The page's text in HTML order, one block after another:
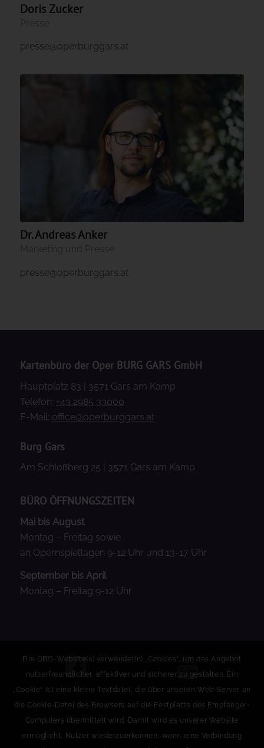
Doris Zucker
presse@operburggars.at
Dr. Andreas Anker
presse@operburggars.at
Kartenbüro der Oper BURG GARS GmbH
Hauptplatz 83 | 3571 Gars am Kamp
Telefon: +43 2985 33000
E-Mail: office@operburggars.at
Burg Gars
Am Schloßberg 25 | 3571 Gars am Kamp
BÜRO ÖFFNUNGSZEITEN
Mai bis August
Montag – Freitag sowie
an Opernspieltagen 9-12 Uhr und 13-17 Uhr
September bis April
Montag – Freitag 9-12 Uhr
Die OBG-Website(s) verwendet(n) „Cookies“, um das Angebot
nutzerfreundlicher, effektiver und sicherer zu gestalten. Ein
„Cookie“ ist eine kleine Textdatei, die über unseren Web-Server an
die Cookie-Datei des Browsers auf die Festplatte des Empfänger-
Computers übermittelt wird. Damit wird es unserer Website
ermöglicht, Nutzer wiederzuerkennen, wenn eine Verbindung